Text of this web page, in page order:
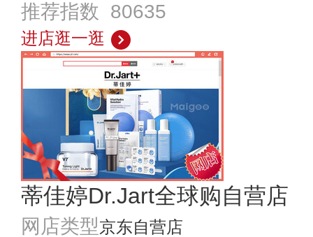
推荐指数 80635
进店逛一逛
蒂佳婷Dr.Jart全球购自营店
网店类型京东自营店